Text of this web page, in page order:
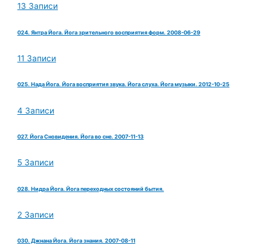
13 Записи
024. Янтра Йога. Йога зрительного восприятия форм. 2008-06-29
11 Записи
025. Нада Йога. Йога восприятия звука. Йога слуха. Йога музыки. 2012-10-25
4 Записи
027. Йога Сновидения. Йога во сне. 2007-11-13
5 Записи
028. Нидра Йога. Йога переходных состояний бытия.
2 Записи
030. Джнана Йога. Йога знания. 2007-08-11